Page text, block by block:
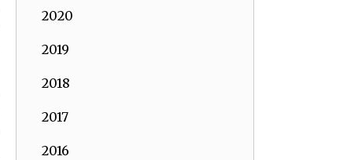
2020
2019
2018
2017
2016